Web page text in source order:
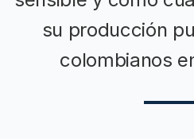
su producción
colombianos